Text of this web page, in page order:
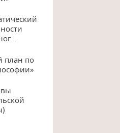
план по